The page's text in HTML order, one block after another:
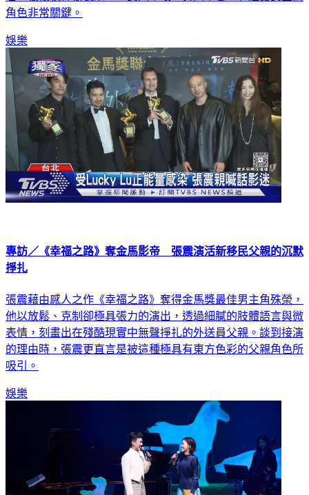
角色非常關鍵。
娛樂
專訪／《幸福之路》奪金馬影帝 張震演活新移民父親的沉默
掙扎
張震藉由感人之作《幸福之路》奪得金馬獎最佳男主角殊榮，
他以放鬆、克制卻極具張力的演出，透過細膩的肢體語言與微
表情，刻畫出在殘酷現實中無聲掙扎的外送員父親。談到接演
的理由時，張震更直言是被這種極具有東方色彩的父親角色所
吸引。
娛樂